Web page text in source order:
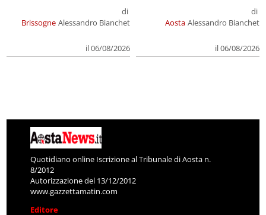
Brissogne
di
Alessandro Bianchet
il 06/08/2026
Aosta
di
Alessandro Bianchet
il 06/08/2026
Quotidiano online Iscrizione al Tribunale di Aosta n.
8/2012
Autorizzazione del 13/12/2012
www.gazzettamatin.com
Editore